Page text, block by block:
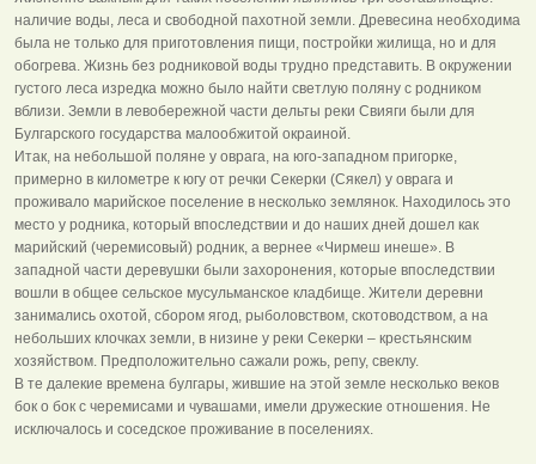
наличие воды, леса и свободной пахотной земли. Древесина необходима
была не только для приготовления пищи, постройки жилища, но и для
обогрева. Жизнь без родниковой воды трудно представить. В окружении
густого леса изредка можно было найти светлую поляну с родником
вблизи. Земли в левобережной части дельты реки Свияги были для
Булгарского государства малообжитой окраиной.
Итак, на небольшой поляне у оврага, на юго-западном пригорке,
примерно в километре к югу от речки Секерки (Сякел) у оврага и
проживало марийское поселение в несколько землянок. Находилось это
место у родника, который впоследствии и до наших дней дошел как
марийский (черемисовый) родник, а вернее «Чирмеш инеше». В
западной части деревушки были захоронения, которые впоследствии
вошли в общее сельское мусульманское кладбище. Жители деревни
занимались охотой, сбором ягод, рыболовством, скотоводством, а на
небольших клочках земли, в низине у реки Секерки – крестьянским
хозяйством. Предположительно сажали рожь, репу, свеклу.
В те далекие времена булгары, жившие на этой земле несколько веков
бок о бок с черемисами и чувашами, имели дружеские отношения. Не
исключалось и соседское проживание в поселениях.